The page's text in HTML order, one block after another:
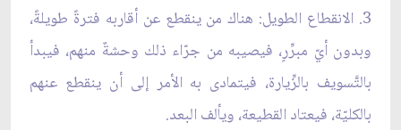
3. الانقطاع الطويل: هناك من ينقطع عن أقاربه فترةً طويلةً،
وبدون أيّ مبرِّرٍ، فيصيبه من جرّاء ذلك وحشةٌ منهم، فيبدأ
بالتَّسويف بالزِّيارة، فيتمادى به الأمر إلى أن ينقطع عنهم
بالكليّة، فيعتاد القطيعة، ويألف البعد.